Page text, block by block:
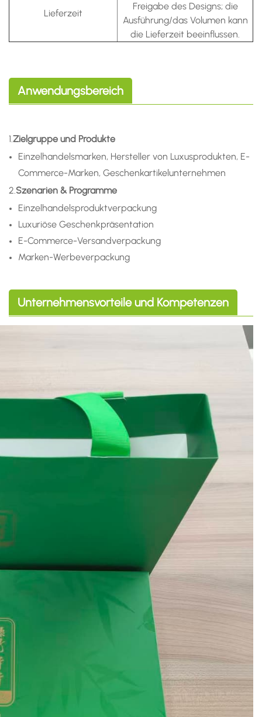
Lieferzeit
Freigabe des Designs; die
Ausführung/das Volumen kann
die Lieferzeit beeinflussen.
Anwendungsbereich
1.Zielgruppe und Produkte
Einzelhandelsmarken, Hersteller von Luxusprodukten, E-
Commerce-Marken, Geschenkartikelunternehmen
2.Szenarien & Programme
Einzelhandelsproduktverpackung
Luxuriöse Geschenkpräsentation
E-Commerce-Versandverpackung
Marken-Werbeverpackung
Unternehmensvorteile und Kompetenzen